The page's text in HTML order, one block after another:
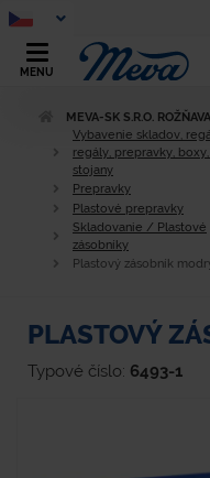
MENU
MEVA-SK S.R.O. ROŽŇAVA
Vybavenie skladov,
regály, prepravky,
stojany
Prepravky
Plastové prepravky
Skladovanie / Plastové
zásobníky
Plastový zásobník
PLASTOVÝ
Typové číslo: 6493-1